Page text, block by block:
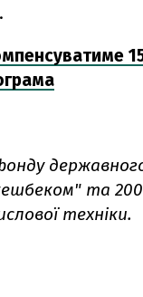
та 200
техніки.